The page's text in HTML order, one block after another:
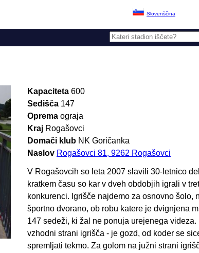
Slovenščina
Kapaciteta 600
Sedišča 147
Oprema ograja
Kraj Rogašovci
Domači klub NK Goričanka
Naslov Rogašovci 81, 9262 Rogašovci
V Rogašovcih so leta 2007 slavili 30-letnico
kratkem času so kar v dveh obdobjih igrali v
konkurenci. Igrišče najdemo za osnovno šolo,
športno dvorano, ob robu katere je dvignjena
147 sedeži, ki žal ne ponuja urejenega videza.
vzhodni strani igrišča - je gozd, od koder se
spremljati tekmo. Za golom na južni strani